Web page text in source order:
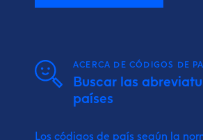
ACERCA DE CÓDIGOS DE
Buscar las
países
Los códigos de país según la